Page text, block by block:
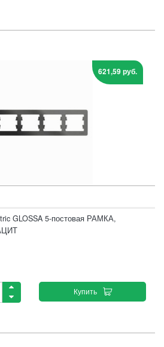
621,59 руб.
GLOSSA 5-постовая РАМКА,
Купить